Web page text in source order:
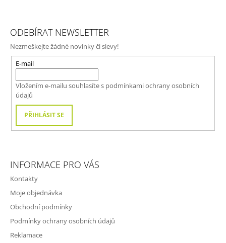
ODEBÍRAT NEWSLETTER
Nezmeškejte žádné novinky či slevy!
E-mail
Vložením e-mailu souhlasíte s podmínkami ochrany osobních
údajů
PŘIHLÁSIT SE
INFORMACE PRO VÁS
Kontakty
Moje objednávka
Obchodní podmínky
Podmínky ochrany osobních údajů
Reklamace